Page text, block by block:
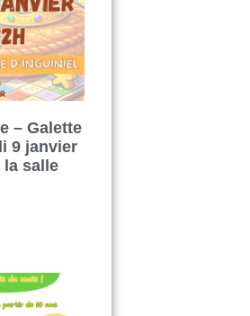
– Galette
9 janvier
la salle